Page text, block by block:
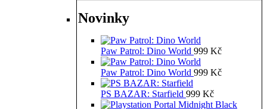
Novinky
Paw Patrol: Dino World 999 Kč
Paw Patrol: Dino World 999 Kč
PS BAZAR: Starfield 999 Kč